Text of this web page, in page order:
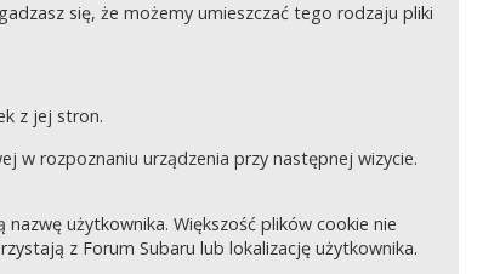
się, że możemy umieszczać tego rodzaju pliki
z jej stron.
w rozpoznaniu urządzenia przy następnej wizycie.
użytkownika. Większość plików cookie nie
z Forum Subaru lub lokalizację użytkownika.